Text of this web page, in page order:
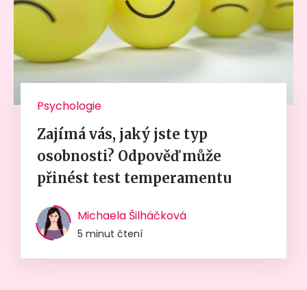
Psychologie
Zajímá vás, jaký jste typ
osobnosti? Odpověď může
přinést test temperamentu
Michaela Šilháčková
5 minut čtení